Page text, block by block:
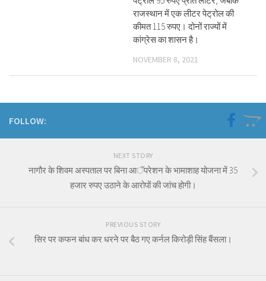
राजस्थान में एक लीटर पेट्रोल की
कीमत 115 रुपए। दोनों राज्यों में
कांग्रेस का शासन है।
NOVEMBER 8, 2021
FOLLOW:
NEXT STORY
नागौर के शिवम अस्पताल पर बिना आॅपरेशन के भामाशाह योजना में 35
हजार रुपए उठाने के आरोपों की जांच होगी।
PREVIOUS STORY
सिर पर कफन बांध कर धरने पर बैठ गए कर्नल किरोड़ी सिंह बैंसला।